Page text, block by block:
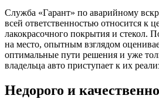
Служба «Гарант» по аварийному
всей ответственностью относится к
лакокрасочного покрытия и стекол.
на место, опытным взглядом
оптимальные пути решения и уже
владельца авто приступает к их
Недорого и